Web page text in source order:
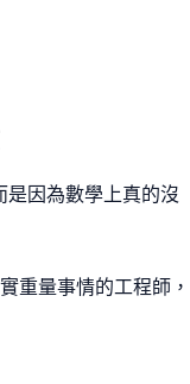
是因為數學上真的沒
重量事情的工程師，